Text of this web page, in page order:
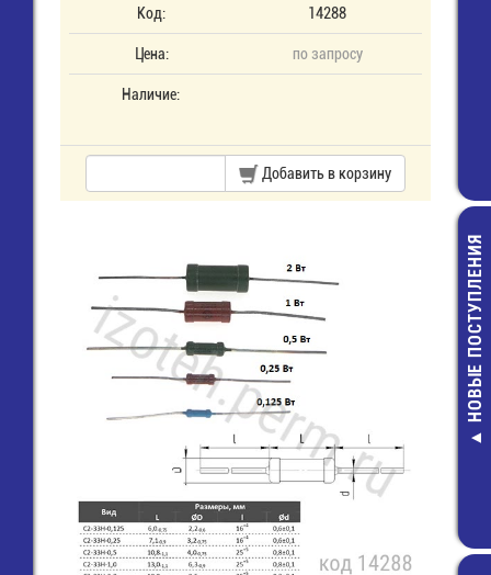
Разъем
конт. (м)
(HU-7)
НОВЫЕ ПОСТУПЛЕНИЯ
Код: 14288
Цена: по запросу
Наличие:
Добавить в корзину